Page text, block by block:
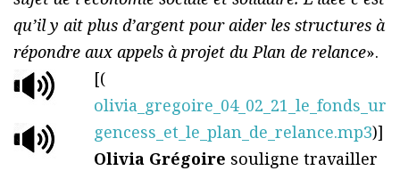
qu’il y ait plus d’argent pour aider les structures à
répondre aux appels à projet du Plan de relance».
[(
olivia_gregoire_04_02_21_le_fonds_ur
gencess_et_le_plan_de_relance.mp3)]
Olivia Grégoire souligne travailler